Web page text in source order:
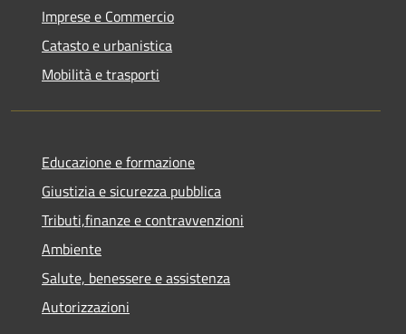
Imprese e Commercio
Catasto e urbanistica
Mobilità e trasporti
Educazione e formazione
Giustizia e sicurezza pubblica
Tributi,finanze e contravvenzioni
Ambiente
Salute, benessere e assistenza
Autorizzazioni